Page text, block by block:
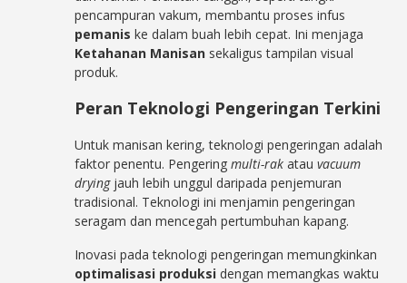
pencampuran vakum, membantu proses infus
pemanis ke dalam buah lebih cepat. Ini menjaga
Ketahanan Manisan sekaligus tampilan visual
produk.
Peran Teknologi Pengeringan Terkini
Untuk manisan kering, teknologi pengeringan adalah
faktor penentu. Pengeringmulti-rak atauvacuum
dryingjauh lebih unggul daripada penjemuran
tradisional. Teknologi ini menjamin pengeringan
seragam dan mencegah pertumbuhan kapang.
Inovasi pada teknologi pengeringan memungkinkan
optimalisasi produksi dengan memangkas waktu